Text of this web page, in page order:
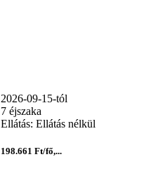
2026-09-15-tól
7 éjszaka
Ellátás: Ellátás nélkül
198.661 Ft/fő,...